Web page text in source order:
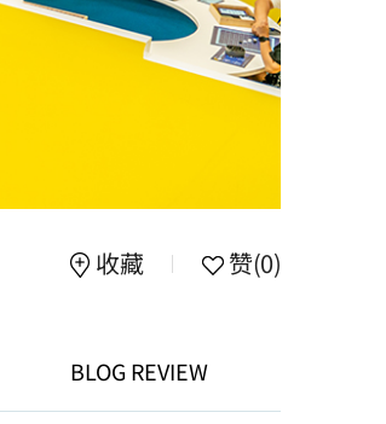
收藏 赞(0)
BLOG REVIEW